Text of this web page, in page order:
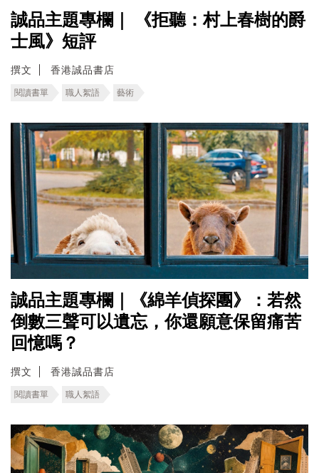
誠品主題專欄｜ 《拒聽：村上春樹的爵
士風》短評
撰文 香港誠品書店
閱讀書單 職人絮語 藝術
誠品主題專欄｜《綿羊偵探團》：若然
倒數三聲可以遺忘，你還願意保留痛苦
回憶嗎？
撰文 香港誠品書店
閱讀書單 職人絮語